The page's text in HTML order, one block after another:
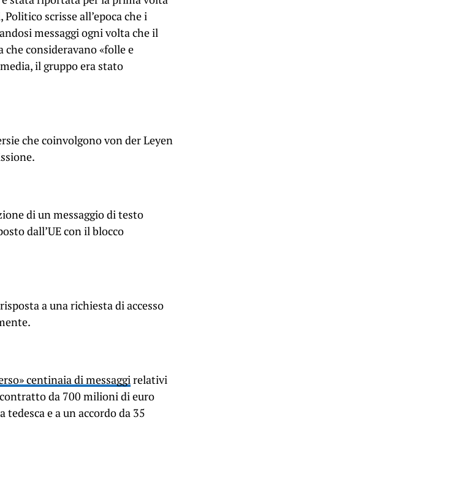
scrisse all’epoca che i
messaggi ogni volta che il
consideravano «folle e
il gruppo era stato
che coinvolgono von der Leyen
di un messaggio di testo
dall’UE con il blocco
a una richiesta di accesso
centinaia di messaggirelativi
da 700 milioni di euro
e a un accordo da 35